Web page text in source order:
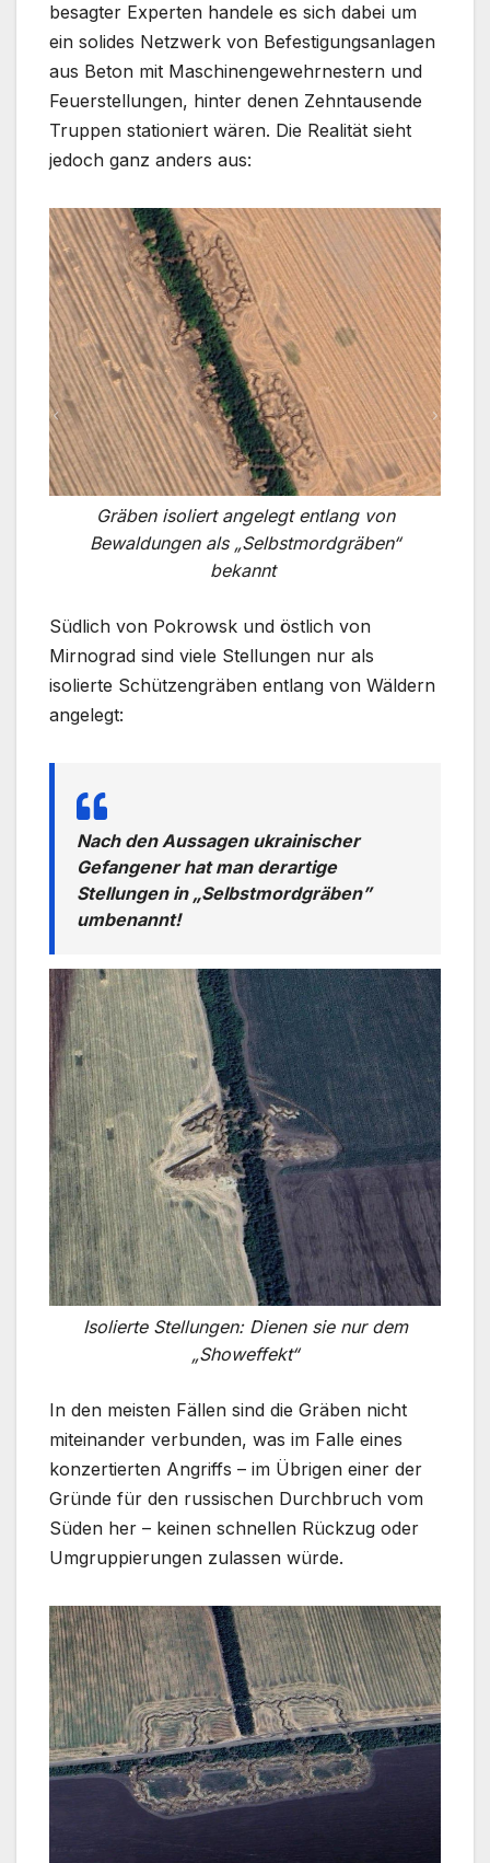
besagter Experten handele es sich dabei um
ein solides Netzwerk von Befestigungsanlagen
aus Beton mit Maschinengewehrnestern und
Feuerstellungen, hinter denen Zehntausende
Truppen stationiert wären. Die Realität sieht
jedoch ganz anders aus:
Gräben isoliert angelegt entlang von
Bewaldungen als „Selbstmordgräben“
bekannt
Südlich von Pokrowsk und östlich von
Mirnograd sind viele Stellungen nur als
isolierte Schützengräben entlang von Wäldern
angelegt:
Nach den Aussagen ukrainischer
Gefangener hat man derartige
Stellungen in „Selbstmordgräben”
umbenannt!
Isolierte Stellungen: Dienen sie nur dem
„Showeffekt“
In den meisten Fällen sind die Gräben nicht
miteinander verbunden, was im Falle eines
konzertierten Angriffs – im Übrigen einer der
Gründe für den russischen Durchbruch vom
Süden her – keinen schnellen Rückzug oder
Umgruppierungen zulassen würde.